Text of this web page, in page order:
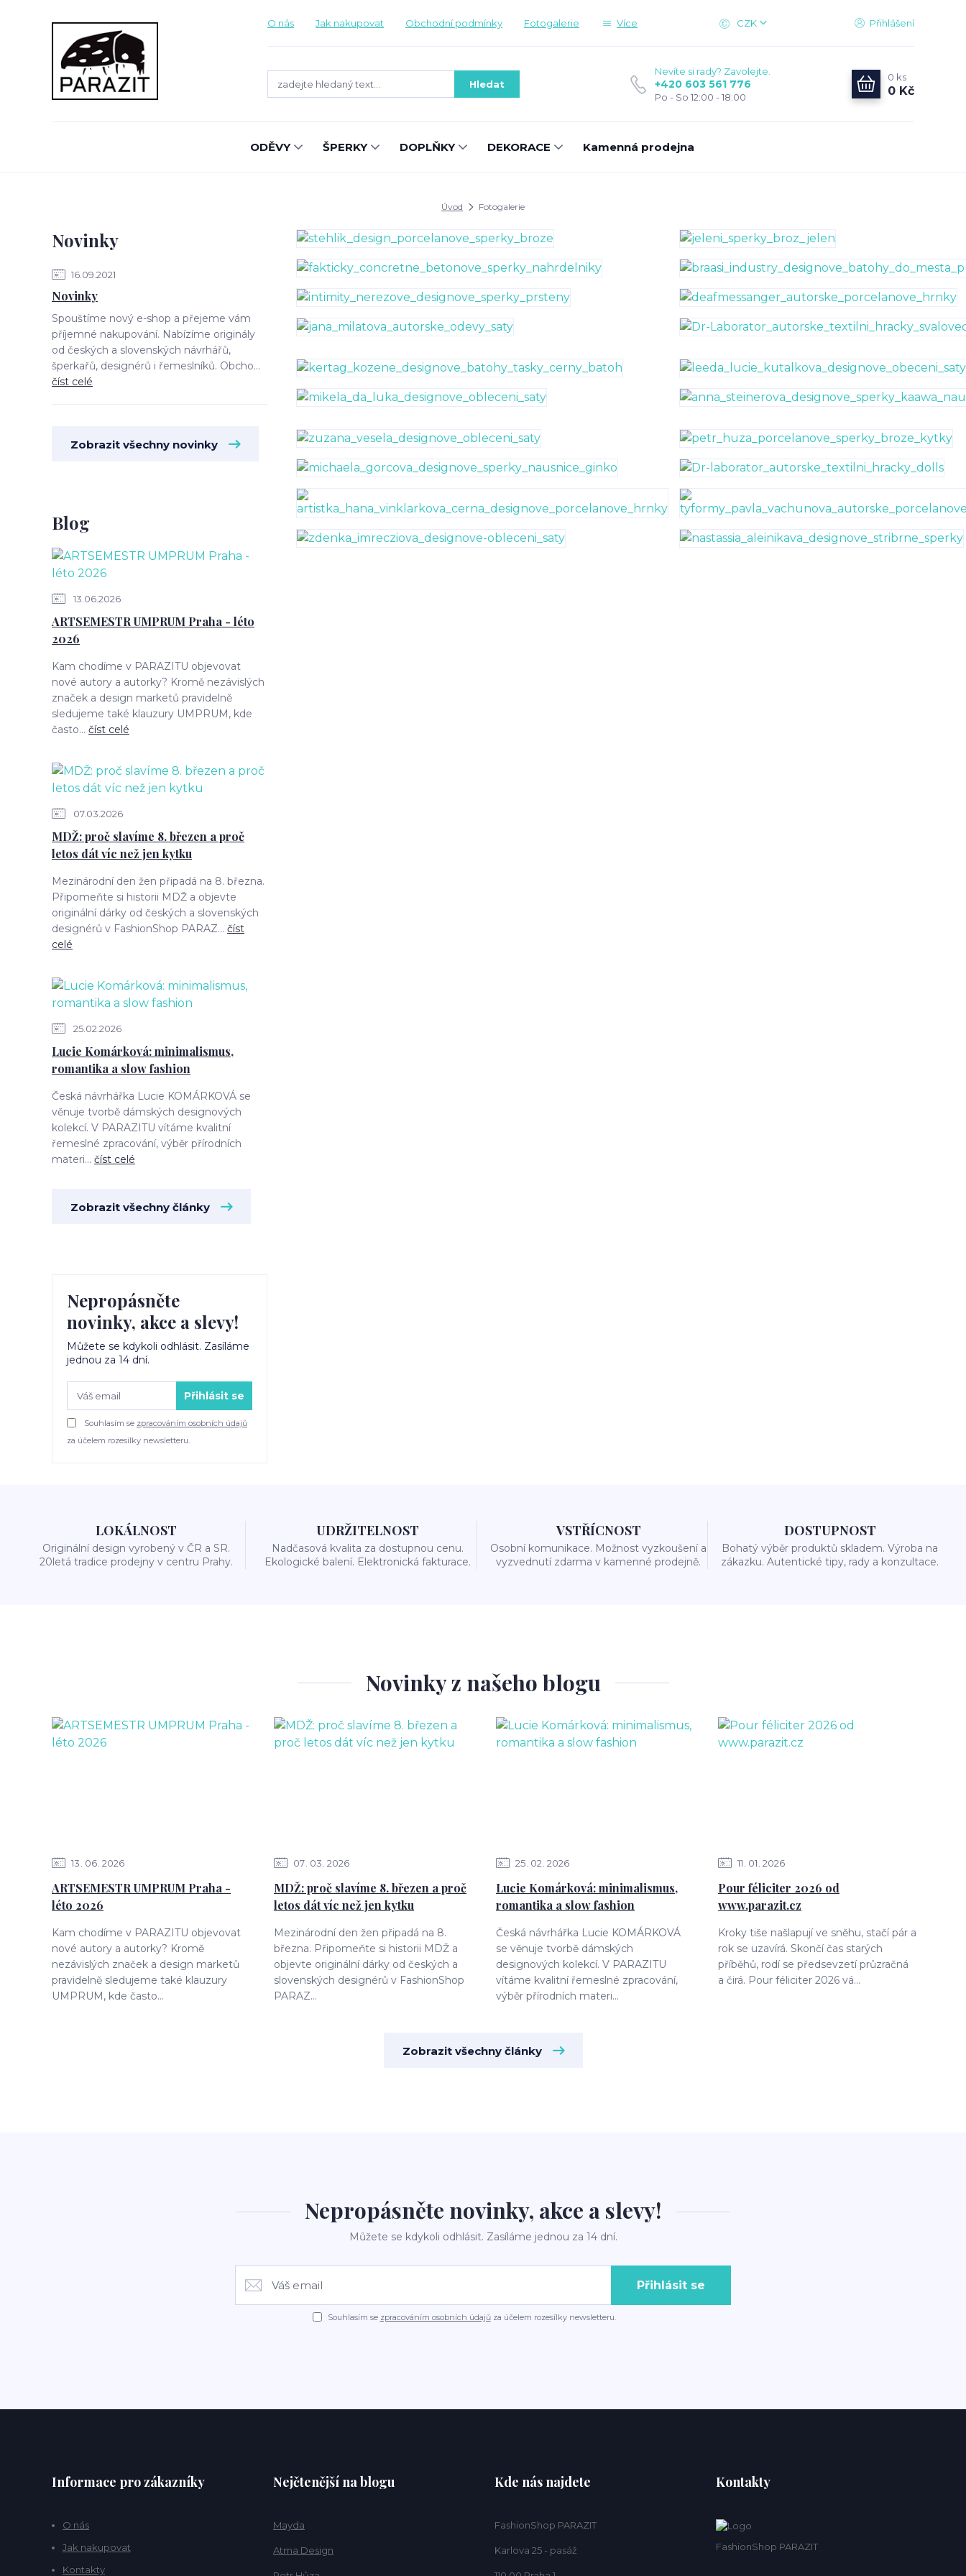
O nás Jak nakupovat Obchodní podmínky Fotogalerie Více CZK Přihlášení
Hledat
Nevíte si rady? Zavolejte.
+420 603 561 776
Po - So 12:00 - 18:00
0 ks
0 Kč
ODĚVY ŠPERKY DOPLŇKY DEKORACE Kamenná prodejna
Úvod Fotogalerie
Novinky
16.09.2021
Novinky
Spouštíme nový e-shop a přejeme vám
příjemné nakupování. Nabízíme originály
od českých a slovenských návrhářů,
šperkařů, designérů i řemeslníků. Obcho...
číst celé
Zobrazit všechny novinky
Blog
13.06.2026
ARTSEMESTR UMPRUM Praha - léto
2026
Kam chodíme v PARAZITU objevovat
nové autory a autorky? Kromě nezávislých
značek a design marketů pravidelně
sledujeme také klauzury UMPRUM, kde
často... číst celé
07.03.2026
MDŽ: proč slavíme 8. březen a proč
letos dát víc než jen kytku
Mezinárodní den žen připadá na 8. března.
Připomeňte si historii MDŽ a objevte
originální dárky od českých a slovenských
designérů v FashionShop PARAZ... číst
celé
25.02.2026
Lucie Komárková: minimalismus,
romantika a slow fashion
Česká návrhářka Lucie KOMÁRKOVÁ se
věnuje tvorbě dámských designových
kolekcí. V PARAZITU vítáme kvalitní
řemeslné zpracování, výběr přírodních
materi... číst celé
Zobrazit všechny články
Nepropásněte
novinky, akce a slevy!
Můžete se kdykoli odhlásit. Zasíláme
jednou za 14 dní.
Přihlásit se
Souhlasím se zpracováním osobních údajů
za účelem rozesílky newsletteru.
LOKÁLNOST
Originální design vyrobený v ČR a SR.
20letá tradice prodejny v centru Prahy.
UDRŽITELNOST
Nadčasová kvalita za dostupnou cenu.
Ekologické balení. Elektronická fakturace.
VSTŘÍCNOST
Osobní komunikace. Možnost vyzkoušení a
vyzvednutí zdarma v kamenné prodejně.
DOSTUPNOST
Bohatý výběr produktů skladem. Výroba na
zákazku. Autentické tipy, rady a konzultace.
Novinky z našeho blogu
13 06 2026
ARTSEMESTR UMPRUM Praha -
léto 2026
Kam chodíme v PARAZITU objevovat
nové autory a autorky? Kromě
nezávislých značek a design marketů
pravidelně sledujeme také klauzury
UMPRUM, kde často...
07 03 2026
MDŽ: proč slavíme 8. březen a proč
letos dát víc než jen kytku
Mezinárodní den žen připadá na 8.
března. Připomeňte si historii MDŽ a
objevte originální dárky od českých a
slovenských designérů v FashionShop
PARAZ...
25 02 2026
Lucie Komárková: minimalismus,
romantika a slow fashion
Česká návrhářka Lucie KOMÁRKOVÁ
se věnuje tvorbě dámských
designových kolekcí. V PARAZITU
vítáme kvalitní řemeslné zpracování,
výběr přírodních materi...
11 01 2026
Pour féliciter 2026 od
www.parazit.cz
Kroky tiše našlapují ve sněhu, stačí pár a
rok se uzavírá. Skončí čas starých
příběhů, rodí se předsevzetí průzračná
a čirá. Pour féliciter 2026 vá...
Zobrazit všechny články
Nepropásněte novinky, akce a slevy!
Můžete se kdykoli odhlásit. Zasíláme jednou za 14 dní.
Přihlásit se
Souhlasím se zpracováním osobních údajůza účelem rozesílky newsletteru.
Informace pro zákazníky
O nás
Jak nakupovat
Kontakty
Nejčtenější na blogu
Mayda
Atma Design
Kde nás najdete
FashionShop PARAZIT
Karlova 25 - pasáž
Kontakty
FashionShop PARAZIT